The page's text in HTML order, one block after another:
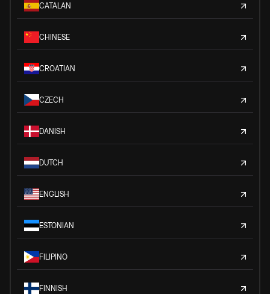
CATALAN
CHINESE
CROATIAN
CZECH
DANISH
DUTCH
ENGLISH
ESTONIAN
FILIPINO
FINNISH